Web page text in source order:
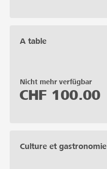
A table
Nicht mehr verfügbar
CHF 100.00
Culture et gastronomie